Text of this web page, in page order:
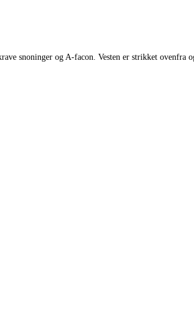
snoninger og A-facon. Vesten er strikket